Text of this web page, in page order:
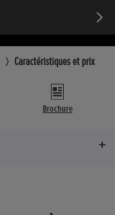
Caractéristiques et prix
Brochure